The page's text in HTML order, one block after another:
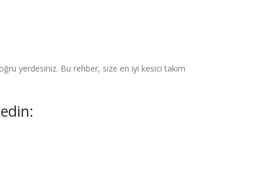
yerdesiniz. Bu rehber, size en iyi kesici takım